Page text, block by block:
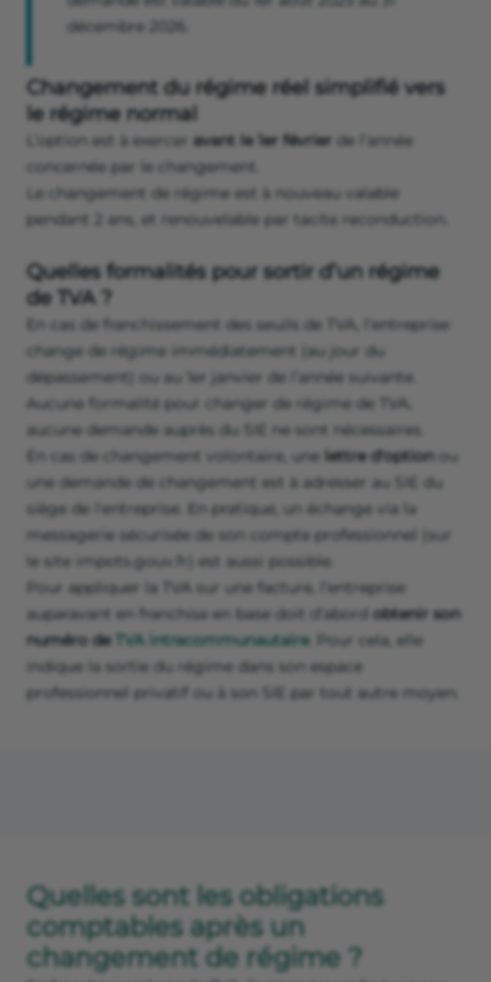
décembre 2026.
Changement du régime réel simplifié vers
le régime normal
L’option est à exercer avant le 1er février de l’année
concernée par le changement.
Le changement de régime est à nouveau valable
pendant 2 ans, et renouvelable par tacite reconduction.
Quelles formalités pour sortir d’un régime
de TVA ?
En cas de franchissement des seuils de TVA, l’entreprise
change de régime immédiatement (au jour du
dépassement) ou au 1er janvier de l’année suivante.
Aucune formalité pour changer de régime de TVA,
aucune demande auprès du SIE ne sont nécessaires.
​En cas de changement volontaire, une lettre d'option ou
une demande de changement est à adresser au SIE du
siège de l'entreprise. En pratique, un échange via la
messagerie sécurisée de son compte professionnel (sur
le site impots.gouv.fr) est aussi possible.
Pour appliquer la TVA sur une facture, l’entreprise
auparavant en franchise en base doit d’abord obtenir son
numéro de TVA intracommunautaire. Pour cela, elle
indique la sortie du régime dans son espace
professionnel privatif ou à son SIE par tout autre moyen.
Quelles sont les obligations
comptables après un
changement de régime ?